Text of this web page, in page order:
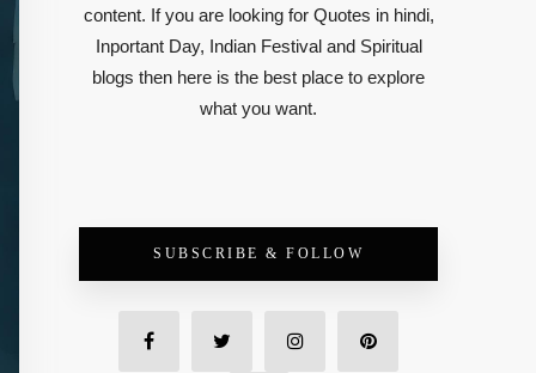
content. If you are looking for Quotes in hindi,
Inportant Day, Indian Festival and Spiritual
blogs then here is the best place to explore
what you want.
SUBSCRIBE & FOLLOW